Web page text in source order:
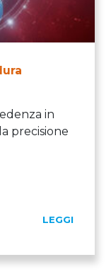
in
precisione
LEGGI